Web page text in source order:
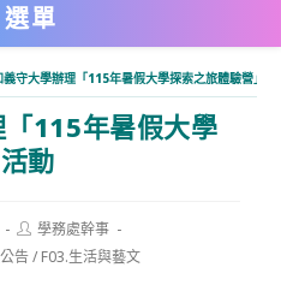
選單
義守大學辦理「115年暑假大學探索之旅體驗營」活
115年暑假大學
動
Post
author:
學務處幹事
告/ F03.生活與藝文